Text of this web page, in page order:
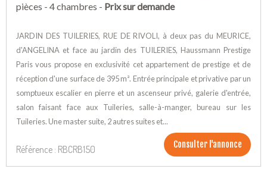
pièces - 4 chambres - Prix sur demande
JARDIN DES TUILERIES, RUE DE RIVOLI, à deux pas du MEURICE,
d'ANGELINA et face au jardin des TUILERIES, Haussmann Prestige
Paris vous propose en exclusivité cet appartement de prestige et de
réception d'une surface de 395 m². Entrée principale et privative par un
somptueux escalier en pierre et un ascenseur privé, galerie d'entrée,
salon faisant face aux Tuileries, salle-à-manger, bureau sur les
Tuileries. Une master suite, 2 autres suites et...
Référence : RBCRB150 Consulter l'annonce